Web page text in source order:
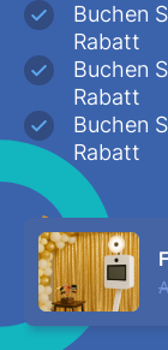
Buchen
Rabatt
Buchen
Rabatt
Buchen
Rabatt